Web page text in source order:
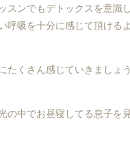
スンでもデトックスを意
呼吸を十分に感じて頂ける
たくさん感じていきましょ
の中でお昼寝してる息子